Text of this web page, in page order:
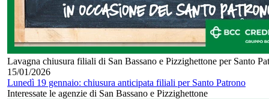
Lavagna chiusura filiali di San Bassano e Pizzighettone per Santo
15/01/2026
Lunedì 19 gennaio: chiusura anticipata filiali per Santo Patrono
Interessate le agenzie di San Bassano e Pizzighettone